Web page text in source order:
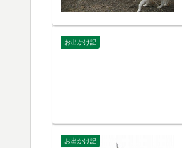
お出かけ記
お出かけ記